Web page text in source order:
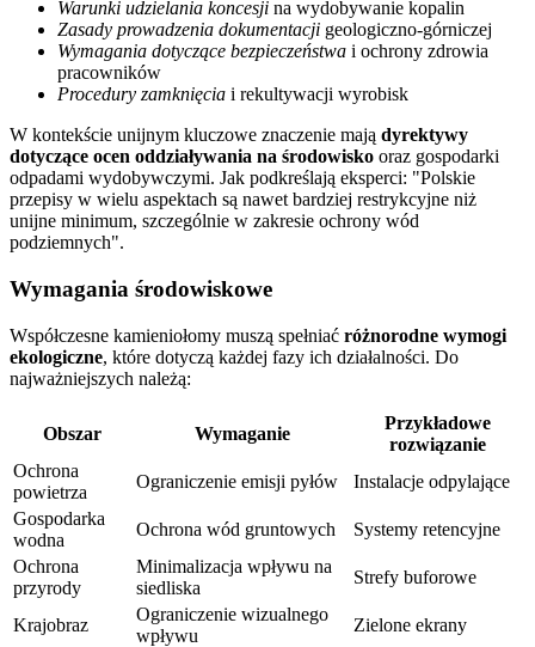
Warunki udzielania koncesji na wydobywanie kopalin
Zasady prowadzenia dokumentacji geologiczno-górniczej
Wymagania dotyczące bezpieczeństwa i ochrony zdrowia
pracowników
Procedury zamknięcia i rekultywacji wyrobisk
W kontekście unijnym kluczowe znaczenie mają dyrektywy
dotyczące ocen oddziaływania na środowisko oraz gospodarki
odpadami wydobywczymi. Jak podkreślają eksperci:
Polskie
przepisy w wielu aspektach są nawet bardziej restrykcyjne niż
unijne minimum, szczególnie w zakresie ochrony wód
podziemnych .
Wymagania środowiskowe
Współczesne kamieniołomy muszą spełniać różnorodne wymogi
ekologiczne, które dotyczą każdej fazy ich działalności. Do
najważniejszych należą:
Obszar Wymaganie
Przykładowe
rozwiązanie
Ochrona
powietrza
Ograniczenie emisji pyłów
Instalacje odpylające
Gospodarka
wodna
Ochrona wód gruntowych
Systemy retencyjne
Ochrona
przyrody
Minimalizacja wpływu na
siedliska
Strefy buforowe
Krajobraz
Ograniczenie wizualnego
wpływu
Zielone ekrany